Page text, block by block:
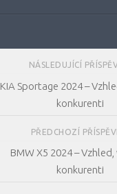
NÁSLEDUJÍCÍ
KIA Sportage 2024 –
konkurenti
PŘEDCHOZÍ
BMW X5 2024 – Vzhled,
konkurenti